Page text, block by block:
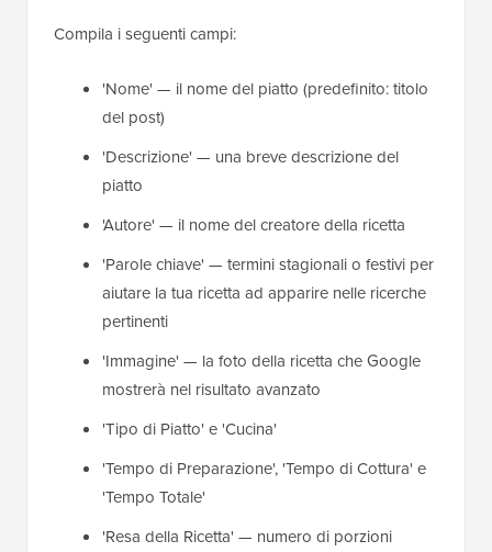
Compila i seguenti campi:
'Nome' — il nome del piatto (predefinito: titolo
del post)
'Descrizione' — una breve descrizione del
piatto
'Autore' — il nome del creatore della ricetta
'Parole chiave' — termini stagionali o festivi per
aiutare la tua ricetta ad apparire nelle ricerche
pertinenti
'Immagine' — la foto della ricetta che Google
mostrerà nel risultato avanzato
'Tipo di Piatto' e 'Cucina'
'Tempo di Preparazione', 'Tempo di Cottura' e
'Tempo Totale'
'Resa della Ricetta' — numero di porzioni